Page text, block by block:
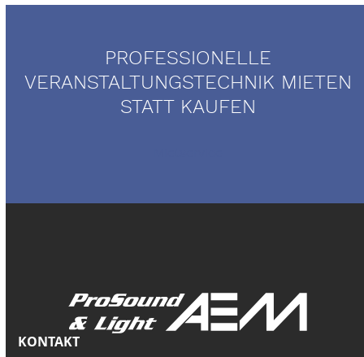
PROFESSIONELLE
VERANSTALTUNGSTECHNIK MIETEN
STATT KAUFEN
KONTAKT